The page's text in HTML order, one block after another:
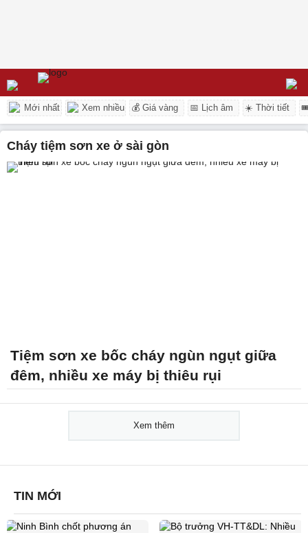
Mới nhất Xem nhiều 💰 Giá vàng 📅 Lịch âm ☀️ Thời tiết
cháy tiệm sơn xe ở sài gòn
Tiệm sơn xe bốc cháy ngùn ngụt giữa
đêm, nhiều xe máy bị thiêu rụi
Xem thêm
TIN MỚI